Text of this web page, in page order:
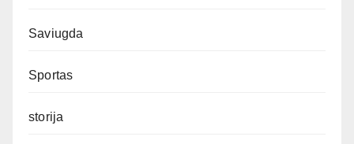
Saviugda
Sportas
storija